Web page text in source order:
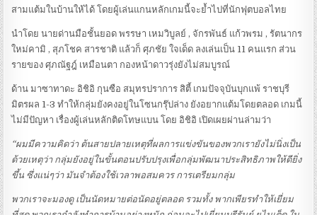
สามแต้มในบ้านให้ได้ โดยผู้เล่นแกนหลักเกมนี้จะย้ำไปที่นักฟุตบอลไทย
นำโดย นายด่านมือชั้นยอด พรรษา เหมวิบูลย์ , จักรพันธ์ แก้วพรม , รัตนากร
ใหม่คามิ , สุภโชค สารชาติ แล้วก็ ศุภชัย ใจเด็ด ลงเล่นเป็น 11 คนแรก ส่วน
รายของ ศุภณัฐฎ์ เหมือนตา กองหน้าดาวรุ่งยังไม่สมบูรณ์
ด้าน มาซาทาดะ อิชิอิ กุนซือ สมุทรปราการ สิตี้ เกมปัจจุบันบุกแพ้ ราชบุรี
มิตรผล 1-3 ทำให้กลุ่มยังคงอยู่ในโซนกรุ๊ปล่าง ยังอยากแต้มโดยตลอด เกมนี้
ไม่มีปัญหา เรื่องผู้เล่นหลักติดโทษแบน โดย อิชิอิ เปิดเผยผ่านล่ามว่า
“ผมมีความคิดว่า ต้นสายปลายเหตุที่ผลการแข่งขันของพวกเรายังไม่นิ่งเป็น
ด้วยเหตุว่า กลุ่มยังอยู่ในขั้นตอนปรับปรุงเพื่อกลุ่มพัฒนาประสิทธิภาพให้ดียิ่ง
ขึ้น ซึ่งแน่ๆว่า มันจำต้องใช้เวลาพอสมควร การเตรียมกลุ่ม
พวกเราจะมองดู เป็นนัดหมายต่อนัดอยู่ตลอด รวมทั้ง พากเพียรทำให้เยี่ยม